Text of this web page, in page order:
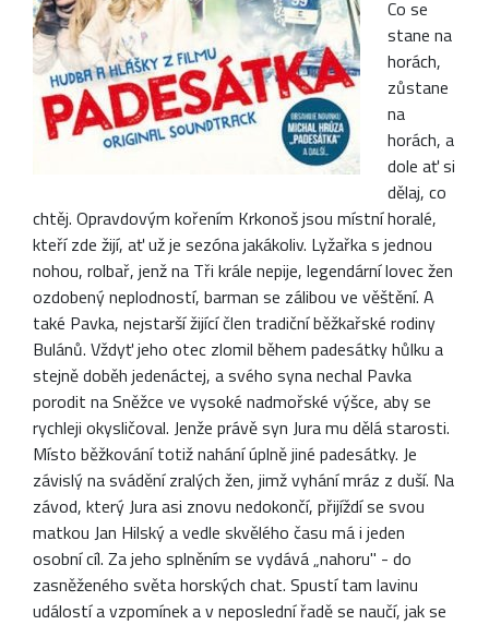
Co se
stane na
horách,
zůstane
na
horách, a
dole ať si
dělaj, co
chtěj. Opravdovým kořením Krkonoš jsou místní horalé,
kteří zde žijí, ať už je sezóna jakákoliv. Lyžařka s jednou
nohou, rolbař, jenž na Tři krále nepije, legendární lovec žen
ozdobený neplodností, barman se zálibou ve věštění. A
také Pavka, nejstarší žijící člen tradiční běžkařské rodiny
Bulánů. Vždyť jeho otec zlomil během padesátky hůlku a
stejně doběh jedenáctej, a svého syna nechal Pavka
porodit na Sněžce ve vysoké nadmořské výšce, aby se
rychleji okysličoval. Jenže právě syn Jura mu dělá starosti.
Místo běžkování totiž nahání úplně jiné padesátky. Je
závislý na svádění zralých žen, jimž vyhání mráz z duší. Na
závod, který Jura asi znovu nedokončí, přijíždí se svou
matkou Jan Hilský a vedle skvělého času má i jeden
osobní cíl. Za jeho splněním se vydává „nahoru" - do
zasněženého světa horských chat. Spustí tam lavinu
událostí a vzpomínek a v neposlední řadě se naučí, jak se